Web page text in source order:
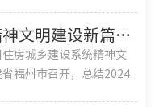
凝心聚力谱写精神文明建设新篇章——2025年全国住房城乡建设系统精神文明建设工作会议召开
房城乡建设系统精神文
福州市召开，总结2024